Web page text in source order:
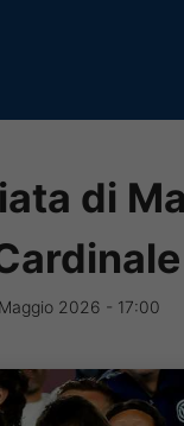
di
2026 - 17:00